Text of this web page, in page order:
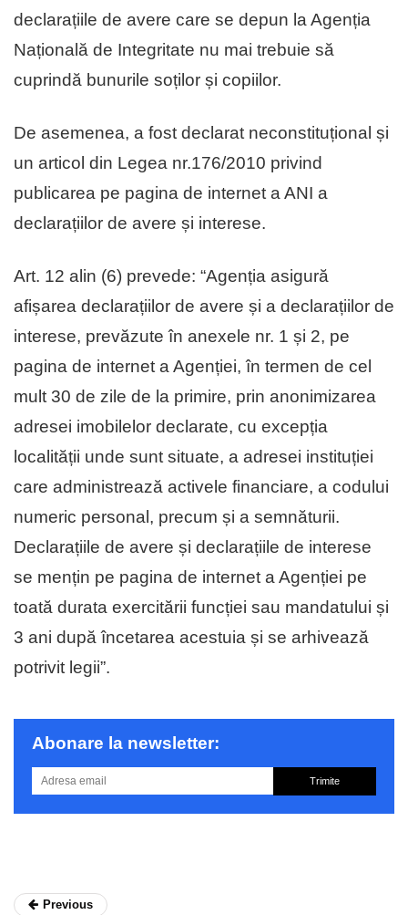
declarațiile de avere care se depun la Agenția
Națională de Integritate nu mai trebuie să
cuprindă bunurile soților și copiilor.
De asemenea, a fost declarat neconstituțional și
un articol din Legea nr.176/2010 privind
publicarea pe pagina de internet a ANI a
declarațiilor de avere și interese.
Art. 12 alin (6) prevede: “Agenția asigură
afișarea declarațiilor de avere și a declarațiilor de
interese, prevăzute în anexele nr. 1 și 2, pe
pagina de internet a Agenției, în termen de cel
mult 30 de zile de la primire, prin anonimizarea
adresei imobilelor declarate, cu excepția
localității unde sunt situate, a adresei instituției
care administrează activele financiare, a codului
numeric personal, precum și a semnăturii.
Declarațiile de avere și declarațiile de interese
se mențin pe pagina de internet a Agenției pe
toată durata exercitării funcției sau mandatului și
3 ani după încetarea acestuia și se arhivează
potrivit legii”.
Abonare la newsletter:
Trimite
Previous